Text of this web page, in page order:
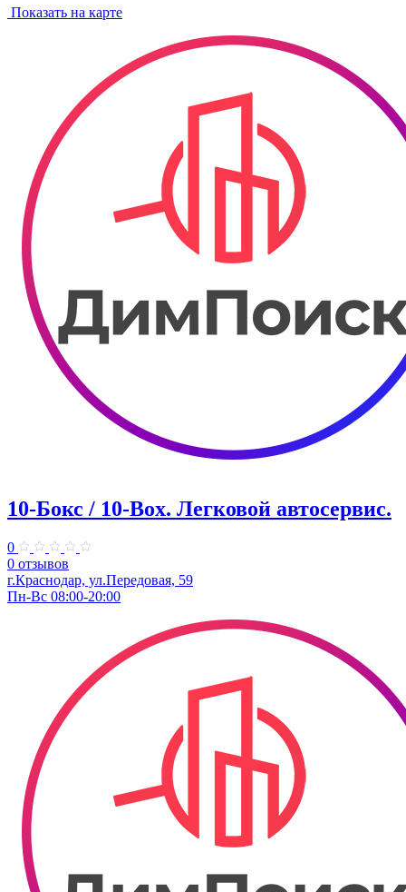
Показать на карте
10-Бокс / 10-Box. ​Легковой автосервис.
0
0 отзывов
г.Краснодар, ул.Передовая, 59
Пн-Вс 08:00-20:00